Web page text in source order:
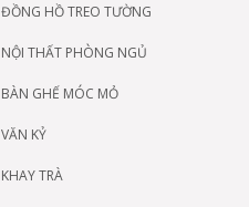
ĐỒNG HỒ TREO TƯỜNG
NỘI THẤT PHÒNG NGỦ
BÀN GHẾ MÓC MỎ
VĂN KỶ
KHAY TRÀ